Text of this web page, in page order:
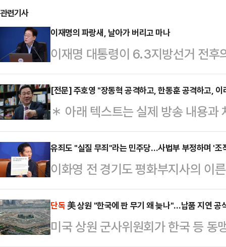
관련기사
이재명의 파랑새, 날아가 버리고 마나
이재명 대통령이 6․3지방선거 전
공개 국무회의를 통해 면도날 솔루
지도 못했던 해머펀치를 맞았기 때
명픽들(明pick: 이 대통령이 특별
선, 투표용지 부족사태와 국민적 항
권에 덮쳤다. 헤어나기가 쉬워보이
다르지 않다. 이 대통령과 계산이
수적으로 압승을 했으면…
[전문] 주호영 "장동혁 공격하고, 한동훈 공격하고,
＊ 아래 텍스트는 실제 방송 내용
방송을 통해 확인해주세요.＊ 인터
'데일리안 유튜브 〈정국 기상대〉'
저작권은 데일리안에 있습니다.
데일리안TV＊ 프로그램: 데일리안
일리안 정치부장＊ 출연: 주호영
데일리안 용산 스튜디오에서 전해
유죄도 "실질 무죄"라는 민주당…사법부 부정하며 '조
이화영 전 경기도 평화부지사의 이
이 유죄를 선고했음에도 더불어민
특검 추진 의지를 굽히지 않고 있다
사실상 부정하는 아전인수식 해석
단독 美 상원 "한국에 판 무기 왜 늦나"…납품 지연 공
미국 상원 군사위원회가 한국 등 동